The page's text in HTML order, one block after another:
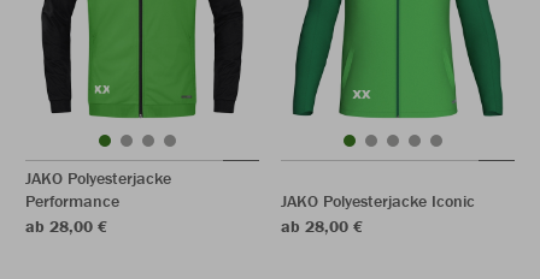
JAKO Polyesterjacke
Performance
ab 28,00 €
JAKO Polyesterjacke Iconic
ab 28,00 €